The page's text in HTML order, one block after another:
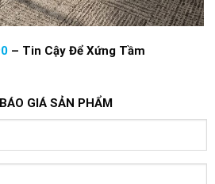
– Tin Cậy Để Xứng Tầm
GIÁ SẢN PHẨM